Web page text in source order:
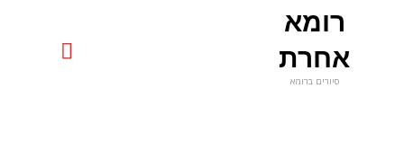
רומא
אחרת
סיורים ברומא
